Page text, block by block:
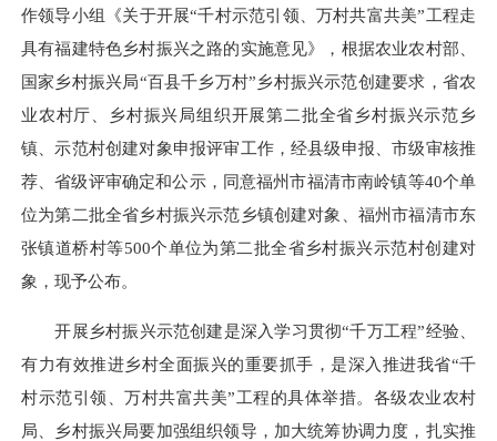
作领导小组《关于开展“千村示范引领、万村共富共美”工程走
具有福建特色乡村振兴之路的实施意见》，根据农业农村部、
国家乡村振兴局“百县千乡万村”乡村振兴示范创建要求，省农
业农村厅、乡村振兴局组织开展第二批全省乡村振兴示范乡
镇、示范村创建对象申报评审工作，经县级申报、市级审核推
荐、省级评审确定和公示，同意福州市福清市南岭镇等40个单
位为第二批全省乡村振兴示范乡镇创建对象、福州市福清市东
张镇道桥村等500个单位为第二批全省乡村振兴示范村创建对
象，现予公布。
开展乡村振兴示范创建是深入学习贯彻“千万工程”经验、
有力有效推进乡村全面振兴的重要抓手，是深入推进我省“千
村示范引领、万村共富共美”工程的具体举措。各级农业农村
局、乡村振兴局要加强组织领导，加大统筹协调力度，扎实推